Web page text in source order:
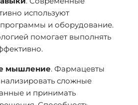
используют
и оборудование.
помогает выполнять
мышление. Фармацевты
сложные
и принимать